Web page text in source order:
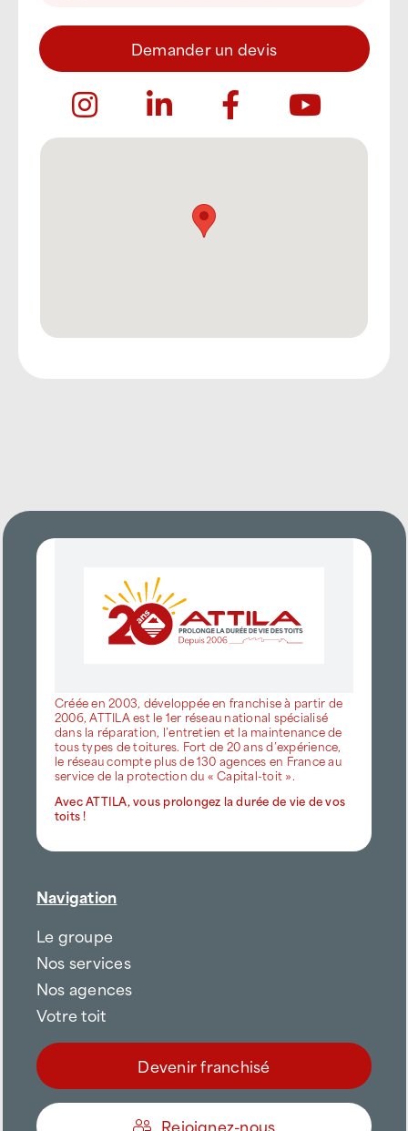
Demander un devis
Créée en 2003, développée en franchise à partir de
2006, ATTILA est le 1er réseau national spécialisé
dans la réparation, l’entretien et la maintenance de
tous types de toitures. Fort de 20 ans d’expérience,
le réseau compte plus de 130 agences en France au
service de la protection du « Capital-toit ».
Avec ATTILA, vous prolongez la durée de vie de vos
toits !
Navigation
Le groupe
Nos services
Nos agences
Votre toit
Devenir franchisé
Rejoignez-nous